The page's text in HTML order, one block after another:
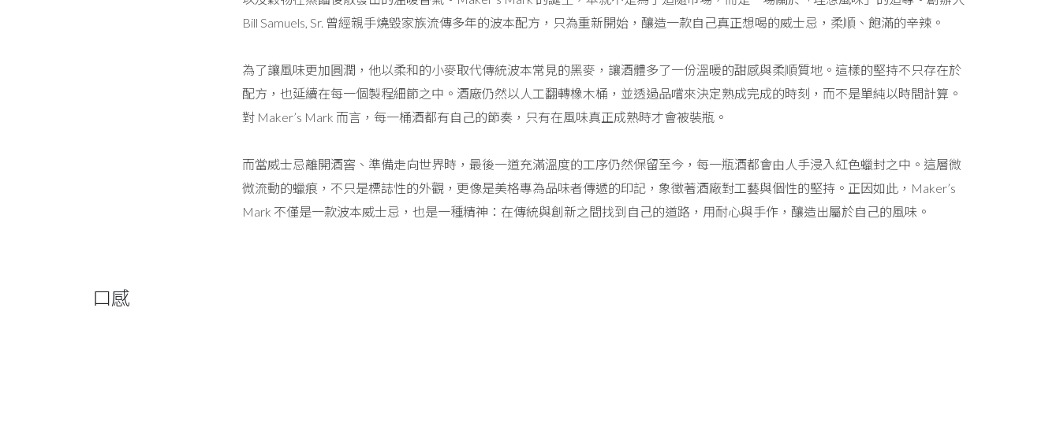
Bill Samuels, Sr. 曾經親手燒毀家族流傳多年的波本配方，只為重新開始，釀造一款自己真正想喝的威士忌，柔順、飽滿的辛辣。
為了讓風味更加圓潤，他以柔和的小麥取代傳統波本常見的黑麥，讓酒體多了一份溫暖的甜感與柔順質地。這樣的堅持不只存在於
配方，也延續在每一個製程細節之中。酒廠仍然以人工翻轉橡木桶，並透過品嚐來決定熟成完成的時刻，而不是單純以時間計算。
對 Maker’s Mark 而言，每一桶酒都有自己的節奏，只有在風味真正成熟時才會被裝瓶。
而當威士忌離開酒窖、準備走向世界時，最後一道充滿溫度的工序仍然保留至今，每一瓶酒都會由人手浸入紅色蠟封之中。這層微
微流動的蠟痕，不只是標誌性的外觀，更像是美格專為品味者傳遞的印記，象徵著酒廠對工藝與個性的堅持。正因如此，Maker’s
Mark 不僅是一款波本威士忌，也是一種精神：在傳統與創新之間找到自己的道路，用耐心與手作，釀造出屬於自己的風味。
口感